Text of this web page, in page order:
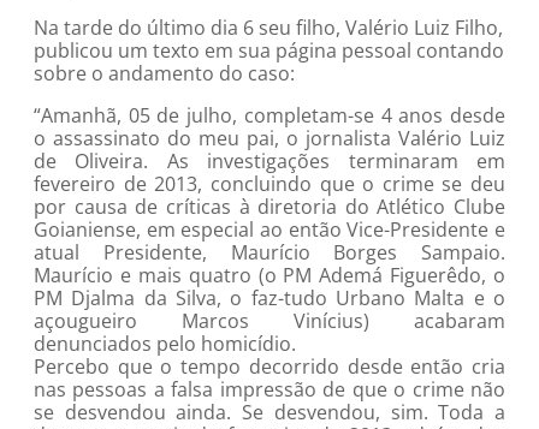
Na tarde do último dia 6 seu filho, Valério Luiz Filho,
publicou um texto em sua página pessoal contando
sobre o andamento do caso:
“Amanhã, 05 de julho, completam-se 4 anos desde
o assassinato do meu pai, o jornalista Valério Luiz
de Oliveira. As investigações terminaram em
fevereiro de 2013, concluindo que o crime se deu
por causa de críticas à diretoria do Atlético Clube
Goianiense, em especial ao então Vice-Presidente e
atual Presidente, Maurício Borges Sampaio.
Maurício e mais quatro (o PM Ademá Figuerêdo, o
PM Djalma da Silva, o faz-tudo Urbano Malta e o
açougueiro Marcos Vinícius) acabaram
denunciados pelo homicídio.
Percebo que o tempo decorrido desde então cria
nas pessoas a falsa impressão de que o crime não
se desvendou ainda. Se desvendou, sim. Toda a